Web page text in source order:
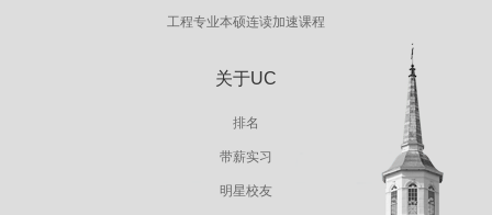
工程专业本硕连读加速课程
关于UC
排名
带薪实习
明星校友